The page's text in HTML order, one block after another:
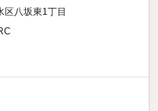
区八坂東1丁目